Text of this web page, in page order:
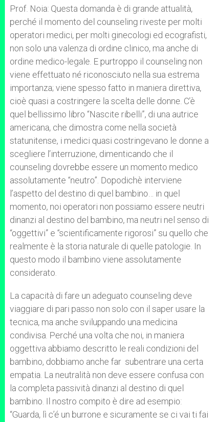
Prof. Noia: Questa domanda è di grande attualità,
perché il momento del counseling riveste per molti
operatori medici, per molti ginecologi ed ecografisti,
non solo una valenza di ordine clinico, ma anche di
ordine medico-legale. E purtroppo il counseling non
viene effettuato né riconosciuto nella sua estrema
importanza; viene spesso fatto in maniera direttiva,
cioè quasi a costringere la scelta delle donne. C’è
quel bellissimo libro “Nascite ribelli”, di una autrice
americana, che dimostra come nella società
statunitense, i medici quasi costringevano le donne a
scegliere l’interruzione, dimenticando che il
counseling dovrebbe essere un momento medico
assolutamente “neutro”. Dopodichè interviene
l’aspetto del destino di quel bambino… in quel
momento, noi operatori non possiamo essere neutri
dinanzi al destino del bambino, ma neutri nel senso di
“oggettivi” e “scientificamente rigorosi” su quello che
realmente è la storia naturale di quelle patologie. In
questo modo il bambino viene assolutamente
considerato.
La capacità di fare un adeguato counseling deve
viaggiare di pari passo non solo con il saper usare la
tecnica, ma anche sviluppando una medicina
condivisa. Perché una volta che noi, in maniera
oggettiva abbiamo descritto le reali condizioni del
bambino, dobbiamo anche far subentrare una certa
empatia. La neutralità non deve essere confusa con
la completa passività dinanzi al destino di quel
bambino. Il nostro compito è dire ad esempio:
“Guarda, lì c’é un burrone e sicuramente se ci vai ti fai